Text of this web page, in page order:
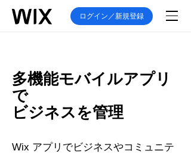
ログイン／新規登録
多機能モバイルアプリ
で
ビジネスを管理
Wix アプリでビジネスやコミュニテ